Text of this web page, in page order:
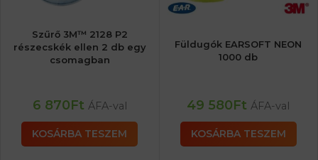
Szűrő 3M™ 2128 P2
részecskék ellen 2 db egy
csomagban
6 870Ft ÁFA-val
KOSÁRBA TESZEM
Füldugók EARSOFT NEON
1000 db
49 580Ft ÁFA-val
KOSÁRBA TESZEM